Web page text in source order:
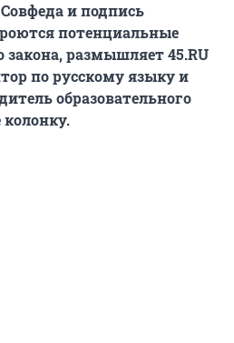
и подпись
потенциальные
размышляет 45.RU
по русскому языку и
образовательного